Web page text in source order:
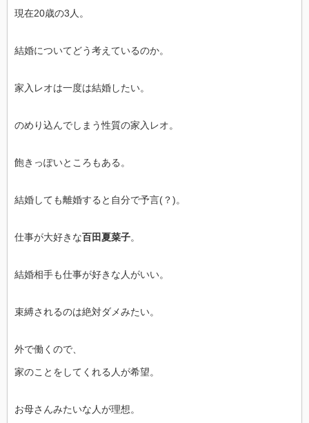
現在20歳の3人。
結婚についてどう考えているのか。
家入レオは一度は結婚したい。
のめり込んでしまう性質の家入レオ。
飽きっぽいところもある。
結婚しても離婚すると自分で予言(？)。
仕事が大好きな百田夏菜子。
結婚相手も仕事が好きな人がいい。
束縛されるのは絶対ダメみたい。
外で働くので、
家のことをしてくれる人が希望。
お母さんみたいな人が理想。